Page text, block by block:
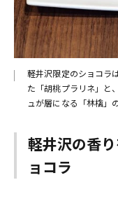
軽井沢限定のショコラ
た「胡桃プラリネ」と
ュが層になる「林檎」
軽井沢の香
ョコラ